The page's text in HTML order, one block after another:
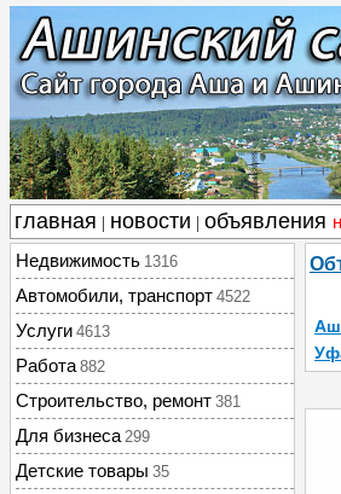
главная новости объявления
Недвижимость 1316
Автомобили, транспорт 4522
Услуги 4613
Работа 882
Строительство, ремонт 381
Для бизнеса 299
Детские товары 35